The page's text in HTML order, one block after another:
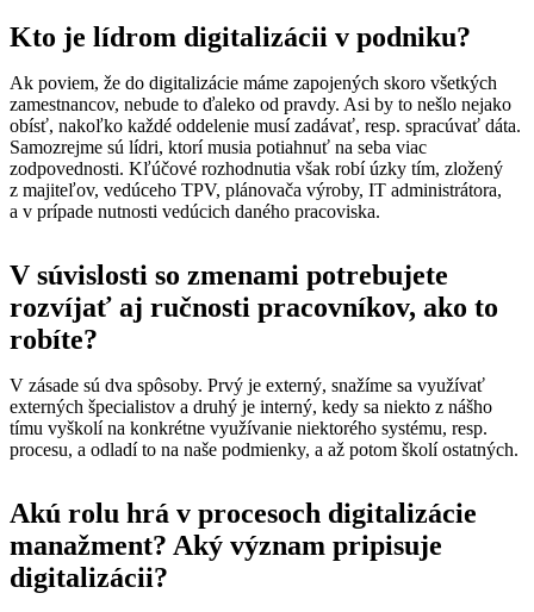
Kto je lídrom digitalizácii v podniku?
Ak poviem, že do digitalizácie máme zapojených skoro všetkých
zamestnancov, nebude to ďaleko od pravdy. Asi by to nešlo nejako
obísť, nakoľko každé oddelenie musí zadávať, resp. spracúvať dáta.
Samozrejme sú lídri, ktorí musia potiahnuť na seba viac
zodpovednosti. Kľúčové rozhodnutia však robí úzky tím, zložený
z majiteľov, vedúceho TPV, plánovača výroby, IT administrátora,
a v prípade nutnosti vedúcich daného pracoviska.
V súvislosti so zmenami potrebujete
rozvíjať aj ručnosti pracovníkov, ako to
robíte?
V zásade sú dva spôsoby. Prvý je externý, snažíme sa využívať
externých špecialistov a druhý je interný, kedy sa niekto z nášho
tímu vyškolí na konkrétne využívanie niektorého systému, resp.
procesu, a odladí to na naše podmienky, a až potom školí ostatných.
Akú rolu hrá v procesoch digitalizácie
manažment? Aký význam pripisuje
digitalizácii?